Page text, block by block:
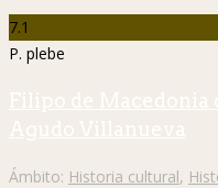
7.1
P. plebe
Filipo de Macedonia
Agudo Villanueva
Ámbito: Historia cultural,